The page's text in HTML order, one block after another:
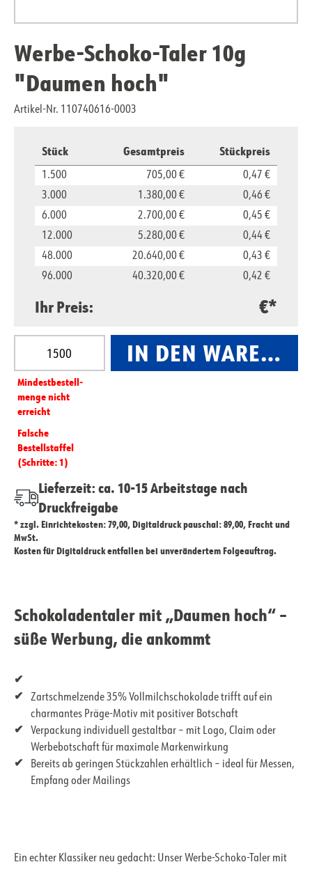
Werbe-Schoko-Taler 10g
"Daumen hoch"
Artikel-Nr. 110740616-0003
Stück Gesamtpreis Stückpreis
1.500 705,00 €
0,47 €
3.000
1.380,00 €
0,46 €
6.000
2.700,00 €
0,45 €
12.000
5.280,00 €
0,44 €
48.000
20.640,00 €
0,43 €
96.000
40.320,00 € 0,42 €
Ihr Preis: €*
Produkt Anzahl: Gib den gewünschten Wert ein
Mindest­­bestell­­
menge nicht
erreicht
Falsche
Bestellstaffel
(Schritte: 1)
IN DEN
Lieferzeit: ca. 10-15 Arbeitstage nach
Druckfreigabe
* zzgl. Einrichtekosten: 79,00, Digitaldruck pauschal: 89,00, Fracht und
MwSt.
Kosten für Digitaldruck entfallen bei unverändertem Folgeauftrag.
Schokoladentaler mit „Daumen hoch“ –
süße Werbung, die ankommt
Zartschmelzende 35% Vollmilchschokolade trifft auf ein
charmantes Präge-Motiv mit positiver Botschaft
Verpackung individuell gestaltbar – mit Logo, Claim oder
Werbebotschaft für maximale Markenwirkung
Bereits ab geringen Stückzahlen erhältlich – ideal für Messen,
Empfang oder Mailings
Ein echter Klassiker neu gedacht: Unser Werbe-Schoko-Taler mit